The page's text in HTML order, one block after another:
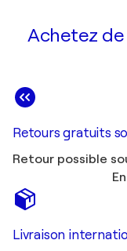
Achetez
Retours gratuits
Retour possible
Livraison